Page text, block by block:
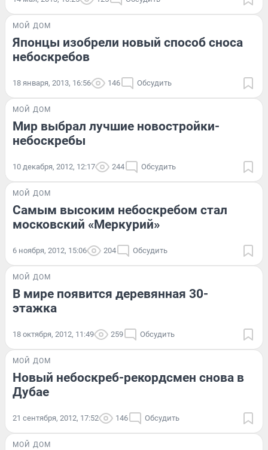
МОЙ ДОМ
Японцы изобрели новый способ сноса
небоскребов
18 января, 2013, 16:56 146 Обсудить
МОЙ ДОМ
Мир выбрал лучшие новостройки-
небоскребы
10 декабря, 2012, 12:17 244 Обсудить
МОЙ ДОМ
Самым высоким небоскребом стал
московский «Меркурий»
6 ноября, 2012, 15:06 204 Обсудить
МОЙ ДОМ
В мире появится деревянная 30-
этажка
18 октября, 2012, 11:49 259 Обсудить
МОЙ ДОМ
Новый небоскреб-рекордсмен снова в
Дубае
21 сентября, 2012, 17:52 146 Обсудить
МОЙ ДОМ